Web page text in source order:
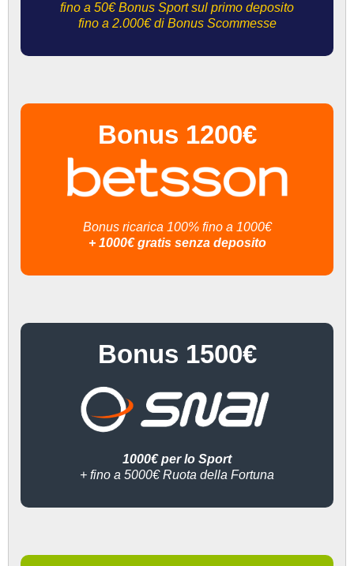
fino a 50€ Bonus Sport sul primo deposito
fino a 2.000€ di Bonus Scommesse
Bonus 1200€
Bonus ricarica 100% fino a 1000€
+ 1000€ gratis senza deposito
Bonus 1500€
1000€ per lo Sport
+ fino a 5000€ Ruota della Fortuna